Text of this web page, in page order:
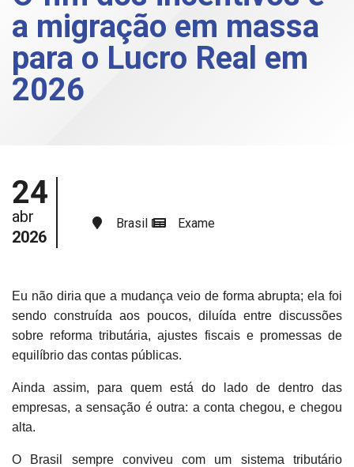
a migração em massa
para o Lucro Real em
2026
24
abr
2026
Brasil Exame
Eu não diria que a mudança veio de forma abrupta; ela foi
sendo construída aos poucos, diluída entre discussões
sobre reforma tributária, ajustes fiscais e promessas de
equilíbrio das contas públicas.
Ainda assim, para quem está do lado de dentro das
empresas, a sensação é outra: a conta chegou, e chegou
alta.
O Brasil sempre conviveu com um sistema tributário